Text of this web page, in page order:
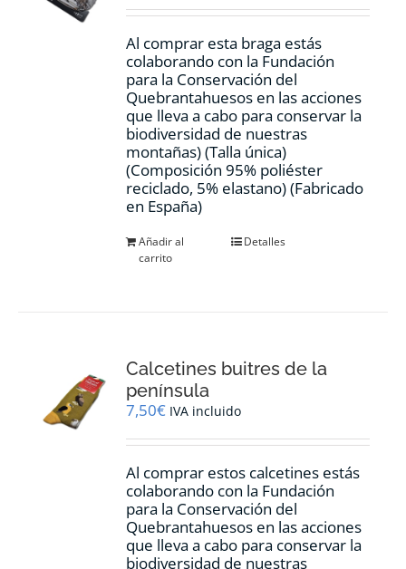
Al comprar esta braga estás
colaborando con la Fundación
para la Conservación del
Quebrantahuesos en las acciones
que lleva a cabo para conservar la
biodiversidad de nuestras
montañas) (Talla única)
(Composición 95% poliéster
reciclado, 5% elastano) (Fabricado
en España)
Añadir al
carrito
Detalles
Calcetines buitres de la
península
7,50€ IVA incluido
Al comprar estos calcetines estás
colaborando con la Fundación
para la Conservación del
Quebrantahuesos en las acciones
que lleva a cabo para conservar la
biodiversidad de nuestras